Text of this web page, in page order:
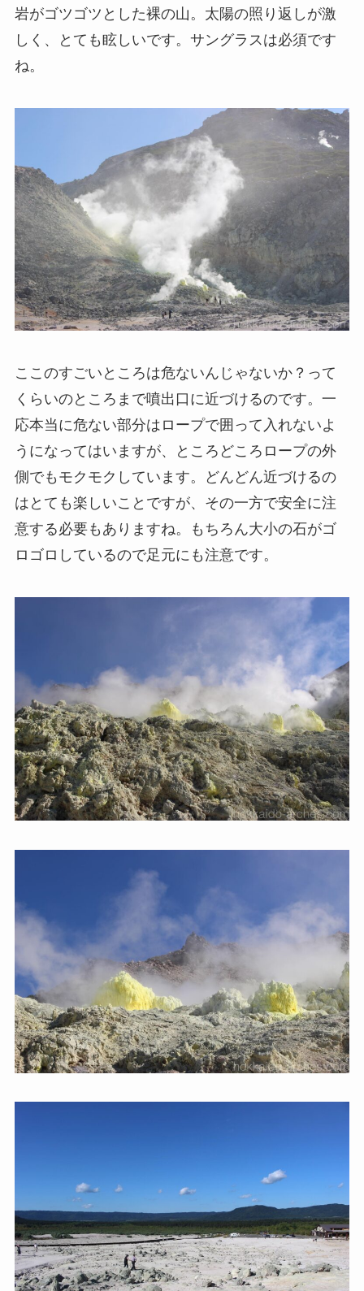
岩がゴツゴツとした裸の山。太陽の照り返しが激
しく、とても眩しいです。サングラスは必須です
ね。
ここのすごいところは危ないんじゃないか？って
くらいのところまで噴出口に近づけるのです。一
応本当に危ない部分はロープで囲って入れないよ
うになってはいますが、ところどころロープの外
側でもモクモクしています。どんどん近づけるの
はとても楽しいことですが、その一方で安全に注
意する必要もありますね。もちろん大小の石がゴ
ロゴロしているので足元にも注意です。